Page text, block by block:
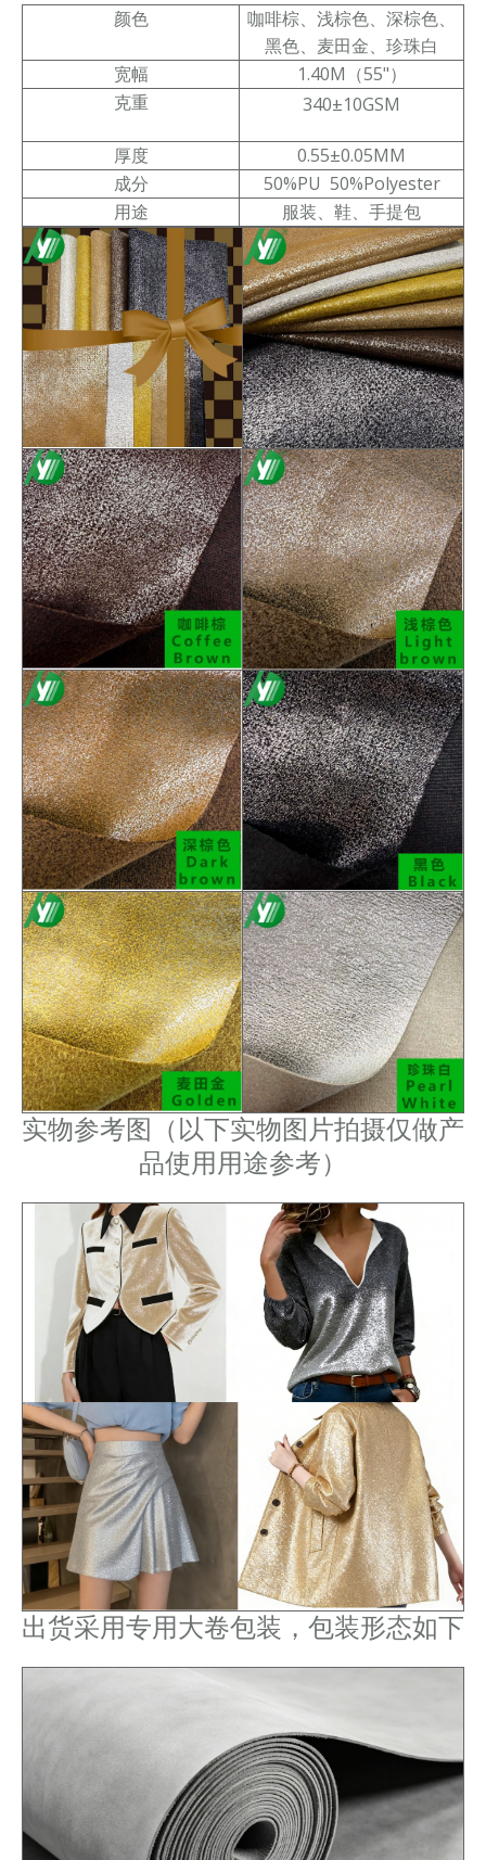
颜色
咖啡棕、浅棕色、深棕色、
黑色、麦田金、珍珠白
宽幅
1.40M（55"）
克重
340±10GSM
厚度
0.55±0.05MM
成分
50%PU 50%Polyester
用途
服装、鞋、手提包
实物参考图（以下实物图片拍摄仅做产
品使用用途参考）
出货采用专用大卷包装，包装形态如下